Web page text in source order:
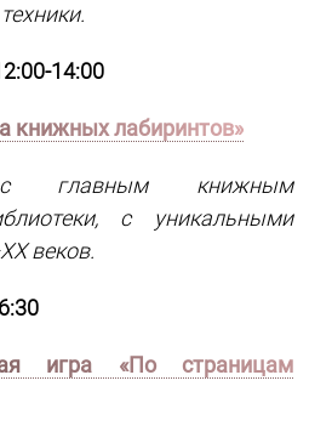
14:00
книжных лабиринтов»
с главным книжным
с уникальными
веков.
игра «По страницам